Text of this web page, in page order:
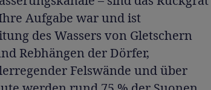
Aufgabe war und ist
des Wassers von Gletschern
Rebhängen der Dörfer,
Felswände und über